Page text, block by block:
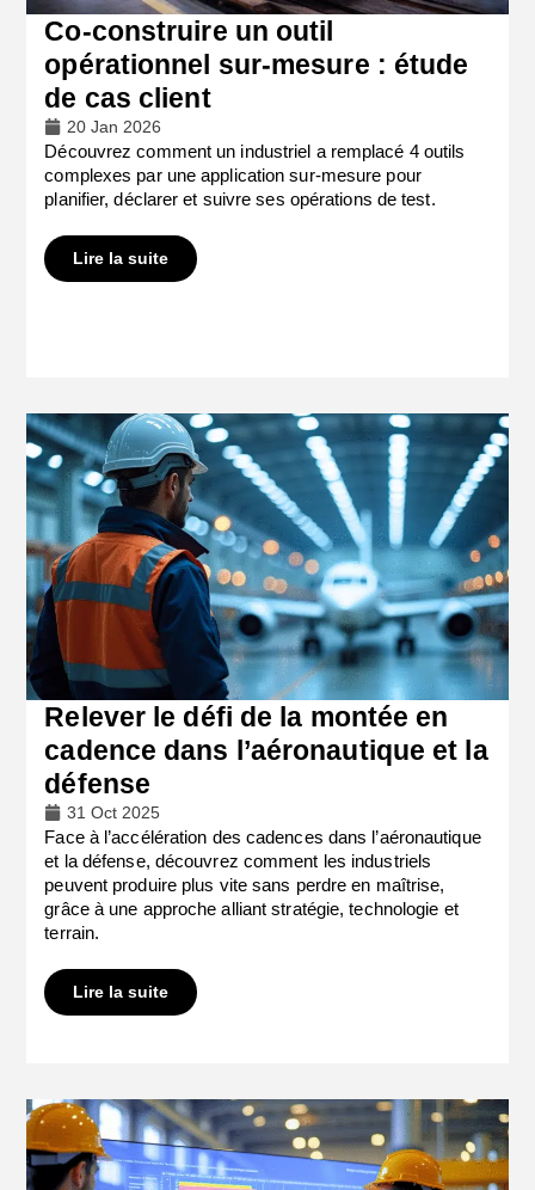
Co-construire un outil
opérationnel sur-mesure : étude
de cas client
20 Jan 2026
Découvrez comment un industriel a remplacé 4 outils
complexes par une application sur-mesure pour
planifier, déclarer et suivre ses opérations de test.
Lire la suite
Relever le défi de la montée en
cadence dans l’aéronautique et la
défense
31 Oct 2025
Face à l’accélération des cadences dans l’aéronautique
et la défense, découvrez comment les industriels
peuvent produire plus vite sans perdre en maîtrise,
grâce à une approche alliant stratégie, technologie et
terrain.
Lire la suite